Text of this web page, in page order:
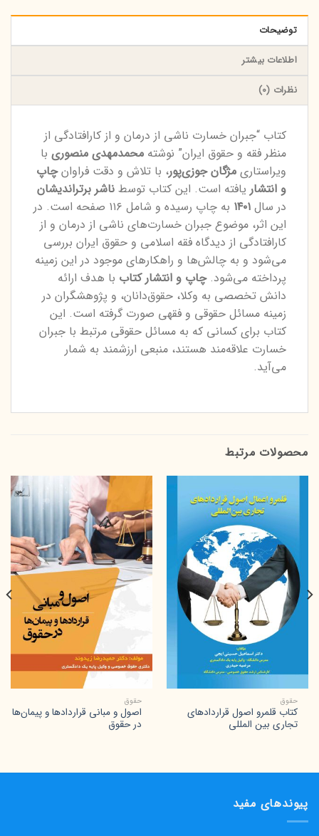
توضیحات
اطلاعات بیشتر
نظرات (0)
کتاب “جبران خسارت ناشی از درمان و از کارافتادگی از
منظر فقه و حقوق ایران” نوشته محمدمهدی منصوری با
ویراستاری مژگان جوزی‌پور، با تلاش و دقت فراوانچاپ
و انتشار یافته است. این کتاب توسط ناشر برتراندیشان
در سال ۱۴۰۱
به چاپ رسیده و شامل ۱۱۶ صفحه است. در
این اثر، موضوع جبران خسارت‌های ناشی از درمان و از
کارافتادگی از دیدگاه فقه اسلامی و حقوق ایران بررسی
می‌شود و به چالش‌ها و راهکارهای موجود در این زمینه
پرداخته می‌شود.چاپ و انتشار کتاب با هدف ارائه
دانش تخصصی به وکلا، حقوق‌دانان، و پژوهشگران در
زمینه مسائل حقوقی و فقهی صورت گرفته است. این
کتاب برای کسانی که به مسائل حقوقی مرتبط با جبران
خسارت علاقه‌مند هستند، منبعی ارزشمند به شمار
می‌آید.
محصولات مرتبط
حقوق
کتاب قلمرو اصول قراردادهای
تجاری بین المللی
حقوق
اصول و مبانی قراردادها و پیمان‌ها
در حقوق
پیوندهای مفید